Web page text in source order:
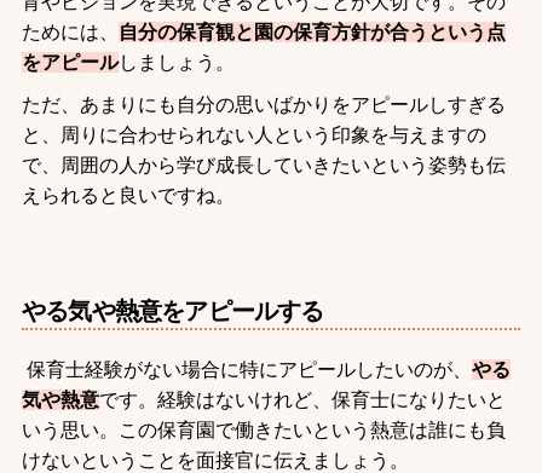
ためには、
自分の保育観と園の保育方針が合うという点
をアピールしましょう。
ただ、あまりにも自分の思いばかりをアピールしすぎる
と、周りに合わせられない人という印象を与えますの
で、周囲の人から学び成長していきたいという姿勢も伝
えられると良いですね。
やる気や熱意をアピールする
保育士経験がない場合に特にアピールしたいのが、 やる
気や熱意です。経験はないけれど、保育士になりたいと
いう思い。この保育園で働きたいという熱意は誰にも負
けないということを面接官に伝えましょう。